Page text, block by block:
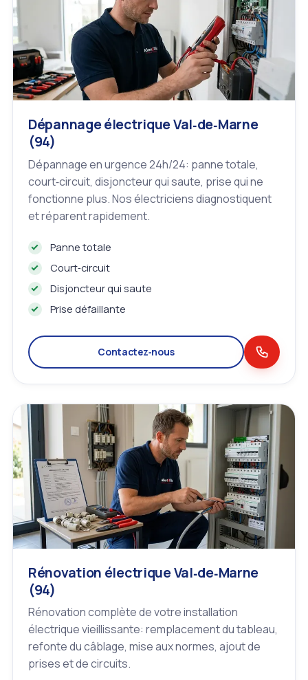
Dépannage électrique Val‑de‑Marne
(94)
Dépannage en urgence 24h/24: panne totale,
court‑circuit, disjoncteur qui saute, prise qui ne
fonctionne plus. Nos électriciens diagnostiquent
et réparent rapidement.
Panne totale
Court‑circuit
Disjoncteur qui saute
Prise défaillante
Contactez‑nous
Rénovation électrique Val‑de‑Marne
(94)
Rénovation complète de votre installation
électrique vieillissante: remplacement du tableau,
refonte du câblage, mise aux normes, ajout de
prises et de circuits.